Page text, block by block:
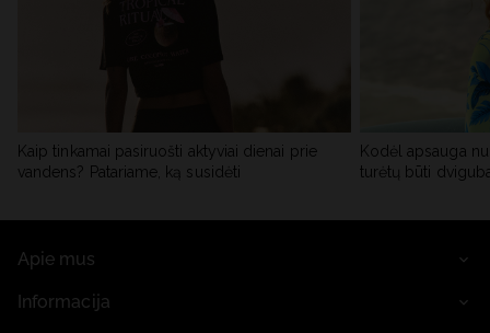
Kaip tinkamai pasiruošti aktyviai dienai prie
vandens? Patariame, ką susidėti
Kodėl apsauga
turėtų būti
Apie mus
Informacija